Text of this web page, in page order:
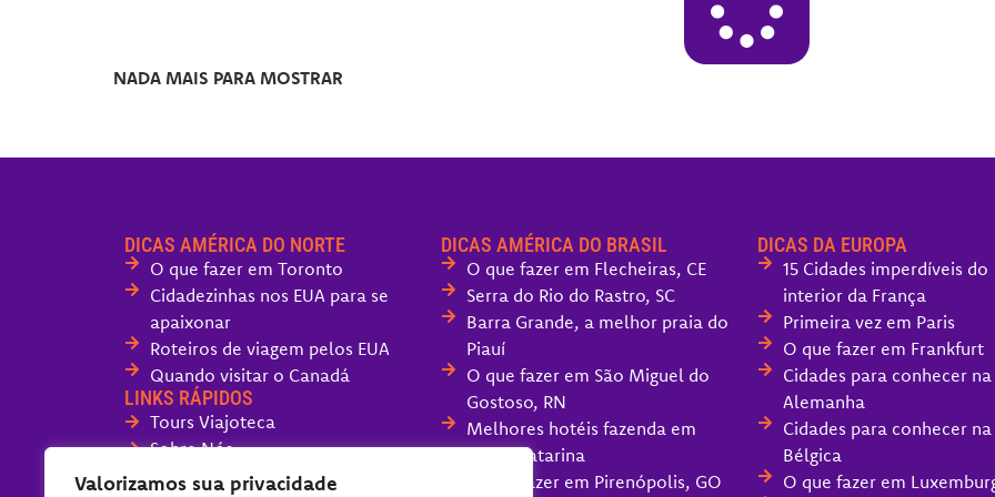
Valorizamos sua privacidade
NADA MAIS PARA MOSTRAR
DICAS AMÉRICA DO NORTE
O que fazer em Toronto
Cidadezinhas nos EUA para se
apaixonar
Roteiros de viagem pelos EUA
Quando visitar o Canadá
LINKS RÁPIDOS
Tours Viajoteca
Sobre Nós
Fale com o Viajoteca
DICAS AMÉRICA DO BRASIL
O que fazer em Flecheiras, CE
Serra do Rio do Rastro, SC
Barra Grande, a melhor praia do
Piauí
O que fazer em São Miguel do
Gostoso, RN
Melhores hotéis fazenda em
Santa Catarina
O que fazer em Pirenópolis, GO
DICAS DA EUROPA
15 Cidades imperdíveis do
interior da França
Primeira vez em Paris
O que fazer em Frankfurt
Cidades para conhecer na
Alemanha
Cidades para conhecer na
Bélgica
O que fazer em